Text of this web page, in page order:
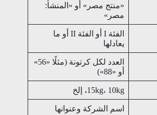
«منتج مصر» أو «المنشأ:
مصر»
الفئة I أو الفئة II أو ما
يعادلها
العدد لكل كرتونة (مثلًا «56»
أو «88»)
15kg، 10kg، إلخ
اسم الشركة وعنوانها